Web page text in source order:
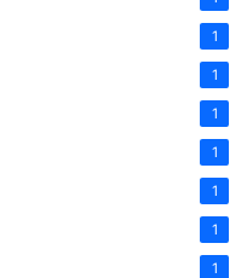
1
1
1
1
1
1
1